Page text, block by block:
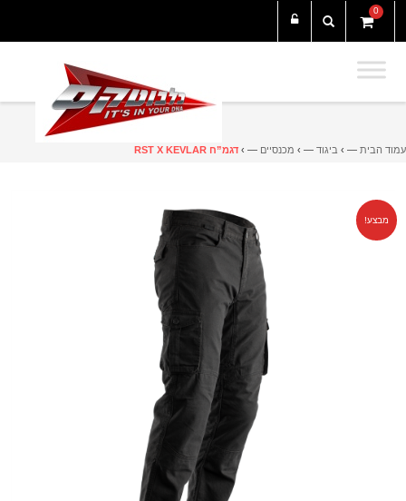
0
עמוד הבית — › ביגוד — › מכנסיים — › דגמ”ח RST X KEVLAR
מבצע!